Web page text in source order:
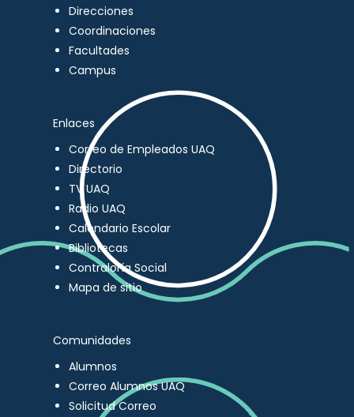
Direcciones
Coordinaciones
Facultades
Campus
Enlaces
Correo de Empleados UAQ
Directorio
TV UAQ
Radio UAQ
Calendario Escolar
Bibliotecas
Contraloría Social
Mapa de sitio
Comunidades
Alumnos
Correo Alumnos UAQ
Solicitud Correo